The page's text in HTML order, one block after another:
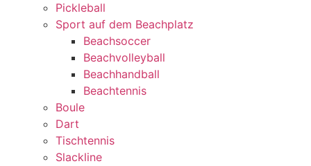
Pickleball
Sport auf dem Beachplatz
Beachsoccer
Beachvolleyball
Beachhandball
Beachtennis
Boule
Dart
Tischtennis
Slackline